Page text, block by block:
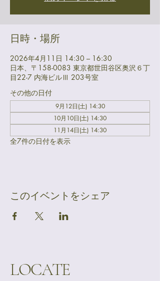
日時・場所
2026年4月11日 14:30 – 16:30
日本、〒158-0083 東京都世田谷区奥沢６丁
目22-7 内海ビルⅢ 203号室
その他の日付
9月12日(土) 14:30
10月10日(土) 14:30
11月14日(土) 14:30
全7件の日付を表示
このイベントをシェア
LOCATE